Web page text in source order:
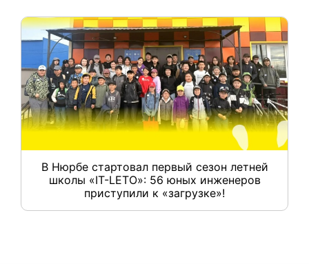
В Нюрбе стартовал первый сезон летней
школы «IT-LETO»: 56 юных инженеров
приступили к «загрузке»!